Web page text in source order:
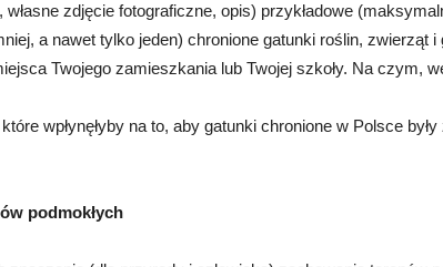
zdjęcie fotograficzne, opis) przykładowe
a nawet tylko jeden) chronione gatunki roślin, zwierząt i
Twojego zamieszkania lub Twojej szkoły. Na czym,
wpłynęłyby na to, aby gatunki chronione w Polsce
podmokłych